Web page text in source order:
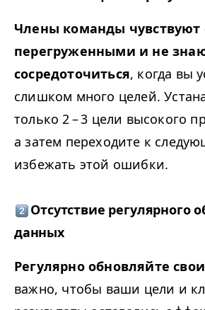
Члены команды чувствуют
перегруженными и не
сосредоточиться, когда вы
слишком много целей.
только 2 – 3 цели высокого
а затем переходите к
избежать этой ошибки.
Отсутствие регулярного
данных
Регулярно обновляйте
важно, чтобы ваши цели и